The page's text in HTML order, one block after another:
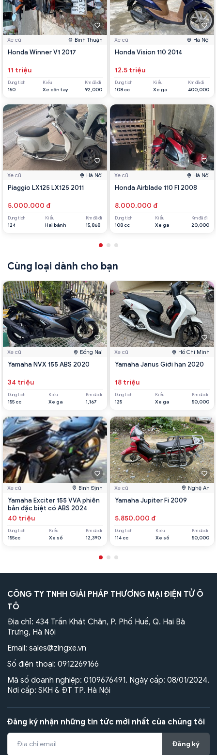
Xe cũ Bình Thuận
Honda Winner V1 2017
11 triệu
Dung tích
150
Kiểu
Xe côn tay
Km đã đi
92,000
Xe cũ Hà Nội
Piaggio LX125 LX125 2011
5.000.000 đ
Dung tích
124
Kiểu
Hai bánh
Km đã đi
15,868
Xe cũ Hà Nội
Honda Vision 110 2014
12.5 triệu
Dung tích
108 cc
Kiểu
Xe ga
Km đã đi
400,000
Xe cũ Hà Nội
Honda Airblade 110 FI 2008
8.000.000 đ
Dung tích
108 cc
Kiểu
Xe ga
Km đã đi
20,000
Cùng loại dành cho bạn
Xe cũ Đồng Nai
Yamaha NVX 155 ABS 2020
34 triệu
Dung tích
155 cc
Kiểu
Xe ga
Km đã đi
1,167
Xe cũ Bình Định
Yamaha Exciter 155 VVA phiên
bản đặc biệt có ABS 2024
40 triệu
Dung tích
155cc
Kiểu
Xe số
Km đã đi
12,390
Xe cũ Hồ Chí Minh
Yamaha Janus Giới hạn 2020
18 triệu
Dung tích
125
Kiểu
Xe ga
Km đã đi
50,000
Xe cũ Nghệ An
Yamaha Jupiter Fi 2009
5.850.000 đ
Dung tích
114 cc
Kiểu
Xe số
Km đã đi
50,000
CÔNG TY TNHH GIẢI PHÁP THƯƠNG MẠI ĐIỆN TỬ Ô
TÔ
Địa chỉ: 434 Trần Khát Chân, P. Phố Huế, Q. Hai Bà
Trưng, Hà Nội
Email: sales@zingxe.vn
Số điện thoại: 0912269166
Mã số doanh nghiệp: 0109676491. Ngày cấp: 08/01/2024.
Nơi cấp: SKH & ĐT TP. Hà Nội
Đăng ký nhận những tin tức mới nhất của chúng tôi
Đăng ký